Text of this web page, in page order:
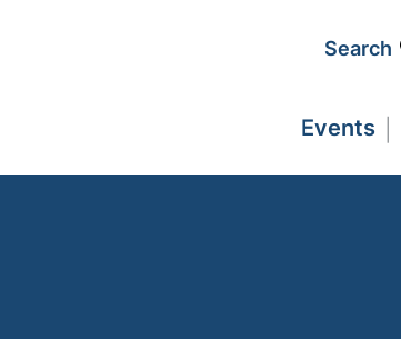
Search
Events